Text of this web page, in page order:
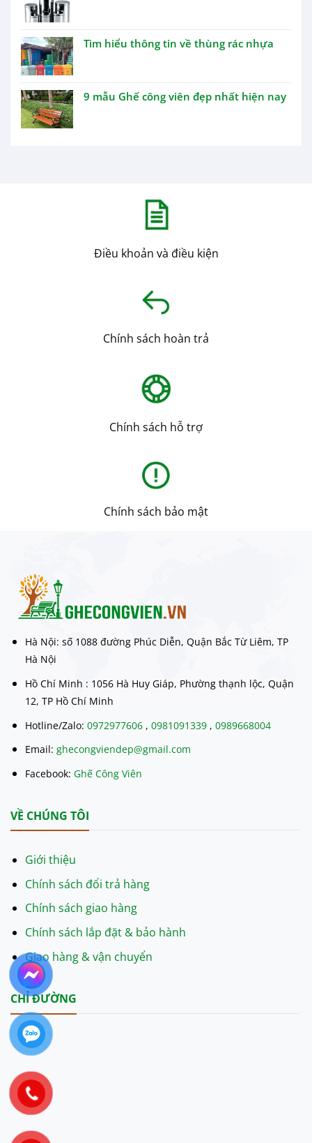
Phú
Tìm hiểu thông tin về thùng rác nhựa
9 mẫu Ghế công viên đẹp nhất hiện nay
Điều khoản và điều kiện
Chính sách hoàn trả
Chính sách hỗ trợ
Chính sách bảo mật
Hà Nội: số 1088 đường Phúc Diễn, Quận Bắc Từ Liêm, TP
Hà Nội
Hồ Chí Minh : 1056 Hà Huy Giáp, Phường thạnh lộc, Quận
12, TP Hồ Chí Minh
Hotline/Zalo: 0972977606, 0981091339, 0989668004
Email: ghecongviendep@gmail.com
Facebook: Ghế Công Viên
VỀ CHÚNG TÔI
Giới thiệu
Chính sách đổi trả hàng
Chính sách giao hàng
Chính sách lắp đặt & bảo hành
Giao hàng & vận chuyển
CHỈ ĐƯỜNG